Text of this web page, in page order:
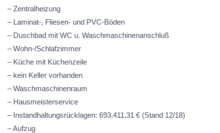
– Zentralheizung
– Laminat-, Fliesen- und PVC-Böden
– Duschbad mit WC u. Waschmaschinenanschluß
– Wohn-/Schlafzimmer
– Küche mit Küchenzeile
– kein Keller vorhanden
– Waschmaschinenraum
– Hausmeisterservice
– Instandhaltungsrücklagen: 693.411,31 € (Stand 12/18)
– Aufzug